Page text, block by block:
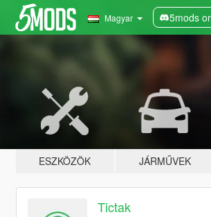
Magyar 5mods
ESZKÖZÖK JÁRMŰVEK
Tictak